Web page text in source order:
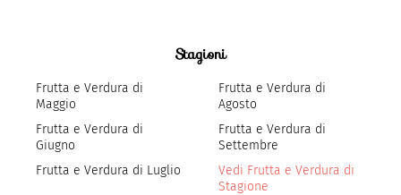
Stagioni
Frutta e Verdura di
Maggio
Frutta e Verdura di
Giugno
Frutta e Verdura di Luglio
Frutta e Verdura di
Agosto
Frutta e Verdura di
Settembre
Vedi Frutta e Verdura di
Stagione